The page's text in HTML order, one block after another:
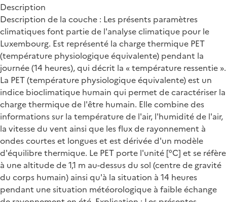
Description
Description de la couche : Les présents paramètres
climatiques font partie de l'analyse climatique pour le
Luxembourg. Est représenté la charge thermique PET
(température physiologique équivalente) pendant la
journée (14 heures), qui décrit la « température ressentie ».
La PET (température physiologique équivalente) est un
indice bioclimatique humain qui permet de caractériser la
charge thermique de l'être humain. Elle combine des
informations sur la température de l'air, l'humidité de l'air,
la vitesse du vent ainsi que les flux de rayonnement à
ondes courtes et longues et est dérivée d'un modèle
d'équilibre thermique. Le PET porte l'unité [°C] et se réfère
à une altitude de 1,1 m au-dessus du sol (centre de gravité
du corps humain) ainsi qu'à la situation à 14 heures
pendant une situation météorologique à faible échange